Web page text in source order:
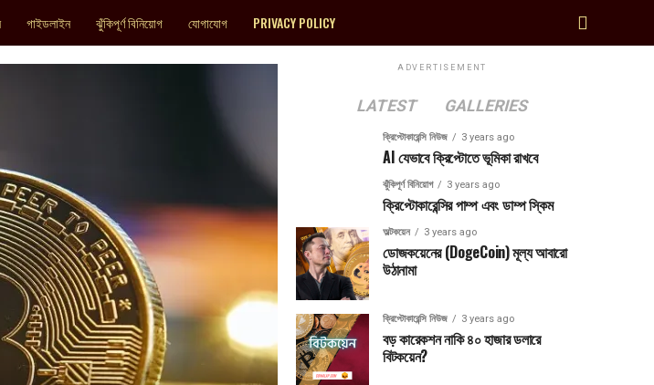
গাইডলাইন ঝুঁকিপূর্ণ বিনিয়োগ যোগাযোগ PRIVACY POLICY
ADVERTISEMENT
LATEST GALLERIES
ক্রিপ্টোকারেন্সি নিউজ 3 years ago
AI যেভাবে ক্রিপ্টোতে ভূমিকা রাখবে
ঝুঁকিপূর্ণ বিনিয়োগ 3 years ago
ক্রিপ্টোকারেন্সির পাম্প এবং ডাম্প স্কিম
অল্টকয়েন 3 years ago
ডোজকয়েনের (DogeCoin) মূল্য আবারো
উঠানামা
ক্রিপ্টোকারেন্সি নিউজ 3 years ago
বড় কারেকশন নাকি ৪০ হাজার ডলারে
বিটকয়েন?